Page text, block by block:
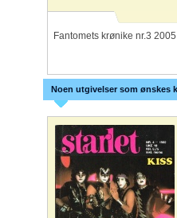
Fantomets krønike nr.3 2005
Noen utgivelser som ønskes